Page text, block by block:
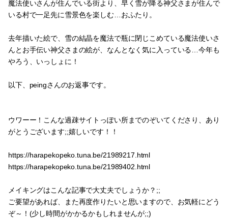
魔法使いさんが住んでいる街より、早く雪が降る神父さまが住んで
いる村で一足先に雪景色を楽しむ…おふたり。
去年描いた絵で、雪の結晶を魔法で瓶に閉じこめている魔法使いさ
んとお手伝い神父さまの絵が、なんとなく気に入っている…今年も
やろう、いっしょに！
以下、peingさんのお返事です。
ウワーー！こんな過疎サイトっぽい所までのぞいてくださり、あり
がとうございます;;嬉しいです！！
https://harapekopeko.tuna.be/21989217.html
https://harapekopeko.tuna.be/21989402.html
メイキングはこんな記事で大丈夫でしょうか？;;
ご要望があれば、また再度作りたいと思いますので、お気軽にどう
ぞ～！(少し時間がかかるかもしれませんが;;)